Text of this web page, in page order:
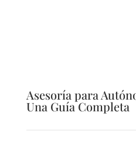
Asesoría para
Una Guía Completa